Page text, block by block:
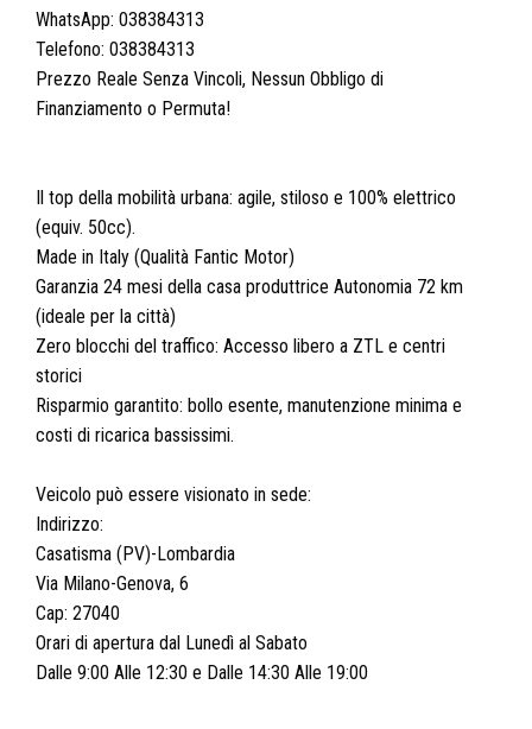
WhatsApp: 038384313
Telefono: 038384313
Prezzo Reale Senza Vincoli, Nessun Obbligo di
Finanziamento o Permuta!
Il top della mobilità urbana: agile, stiloso e 100% elettrico
(equiv. 50cc).
Made in Italy (Qualità Fantic Motor)
Garanzia 24 mesi della casa produttrice Autonomia 72 km
(ideale per la città)
Zero blocchi del traffico: Accesso libero a ZTL e centri
storici
Risparmio garantito: bollo esente, manutenzione minima e
costi di ricarica bassissimi.
Veicolo può essere visionato in sede:
Indirizzo:
Casatisma (PV)-Lombardia
Via Milano-Genova, 6
Cap: 27040
Orari di apertura dal Lunedì al Sabato
Dalle 9:00 Alle 12:30 e Dalle 14:30 Alle 19:00